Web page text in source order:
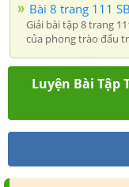
Bài 8 trang 111
Giải bài tập 8 trang
của phong trào đấu
Luyện Bài Tập